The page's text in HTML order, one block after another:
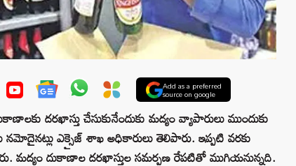
Add as a preferred
source on google
దరఖాస్తు చేసుకునేందుకు మద్యం వ్యాపారులు ముందుకు
నమోదైనట్లు ఎక్సైజ్ శాఖ అధికారులు తెలిపారు. ఇప్పటి వరకు
మద్యం దుకాణాల దరఖాస్తుల సమర్పణ రేపటితో ముగియనున్నది.